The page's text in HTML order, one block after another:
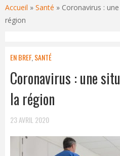
Accueil » Santé » Coronavirus :
région
EN BREF, SANTÉ
Coronavirus : une
la région
23 AVRIL 2020